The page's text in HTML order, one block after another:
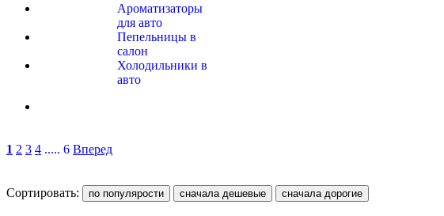
Ароматизаторы
для авто
Пепельницы в
салон
Холодильники в
авто
1 2 3 4 ..... 6 Вперед
Сортировать: